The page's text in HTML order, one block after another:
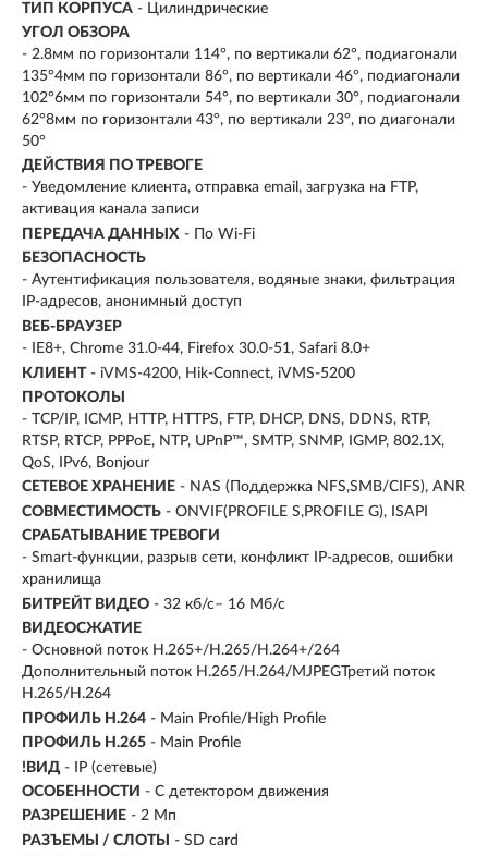
ТИП КОРПУСА - Цилиндрические
УГОЛ ОБЗОРА
- 2.8мм по горизонтали 114°, по вертикали 62°, подиагонали
135°4мм по горизонтали 86°, по вертикали 46°, подиагонали
102°6мм по горизонтали 54°, по вертикали 30°, подиагонали
62°8мм по горизонтали 43°, по вертикали 23°, по диагонали
50°
ДЕЙСТВИЯ ПО ТРЕВОГЕ
- Уведомление клиента, отправка email, загрузка на FTP,
активация канала записи
ПЕРЕДАЧА ДАННЫХ - По Wi-Fi
БЕЗОПАСНОСТЬ
- Аутентификация пользователя, водяные знаки, фильтрация
IP-адресов, анонимный доступ
ВЕБ-БРАУЗЕР
- IE8+, Chrome 31.0-44, Firefox 30.0-51, Safari 8.0+
КЛИЕНТ - iVMS-4200, Hik-Connect, iVMS-5200
ПРОТОКОЛЫ
- TCP/IP, ICMP, HTTP, HTTPS, FTP, DHCP, DNS, DDNS, RTP,
RTSP, RTCP, PPPoE, NTP, UPnP™, SMTP, SNMP, IGMP, 802.1X,
QoS, IPv6, Bonjour
СЕТЕВОЕ ХРАНЕНИЕ - NAS (Поддержка NFS,SMB/CIFS), ANR
СОВМЕСТИМОСТЬ - ONVIF(PROFILE S,PROFILE G), ISAPI
СРАБАТЫВАНИЕ ТРЕВОГИ
- Smart-функции, разрыв сети, конфликт IP-адресов, ошибки
хранилища
БИТРЕЙТ ВИДЕО - 32 кб/с– 16 Мб/с
ВИДЕОСЖАТИЕ
- Основной поток H.265+/H.265/H.264+/264
Дополнительный поток H.265/H.264/MJPEGТретий поток
H.265/H.264
ПРОФИЛЬ H.264 - Main Profile/High Profile
ПРОФИЛЬ H.265 - Main Profile
!ВИД - IP (сетевые)
ОСОБЕННОСТИ - С детектором движения
РАЗРЕШЕНИЕ - 2 Мп
РАЗЪЕМЫ / СЛОТЫ
- SD card